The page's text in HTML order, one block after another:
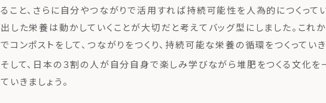
ること、さらに自分やつながりで活用すれば持続可能性を人為的につくって
出した栄養は動かしていくことが大切だと考えてバッグ型にしました。これ
でコンポストをして、つながりをつくり、持続可能な栄養の循環をつくっていき
そして、日本の３割の人が自分自身で楽しみ学びながら堆肥をつくる文化を
ていきましょう。